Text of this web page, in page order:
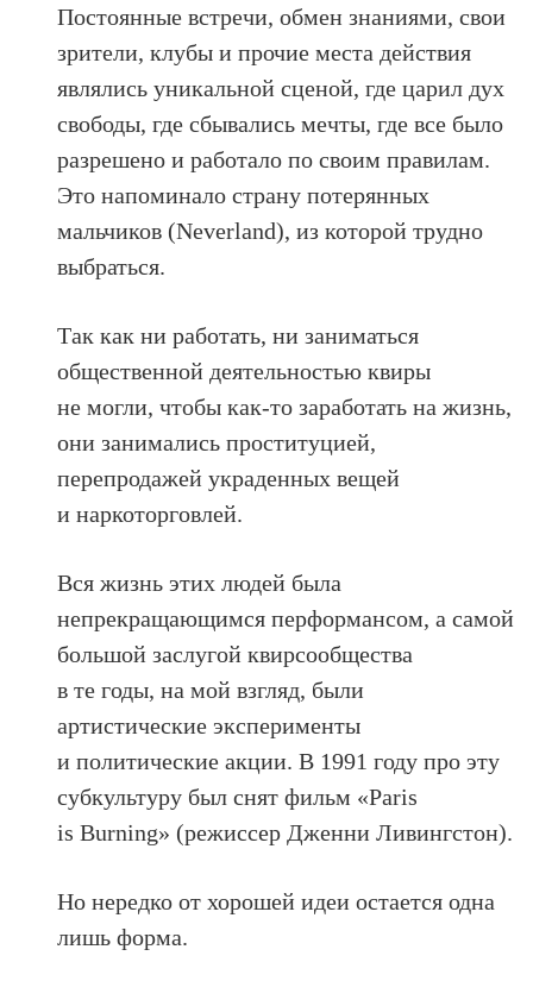
Постоянные встречи, обмен знаниями, свои
зрители, клубы и прочие места действия
являлись уникальной сценой, где царил дух
свободы, где сбывались мечты, где все было
разрешено и работало по своим правилам.
Это напоминало страну потерянных
мальчиков (Neverland), из которой трудно
выбраться.
Так как ни работать, ни заниматься
общественной деятельностью квиры
не могли, чтобы как‑то заработать на жизнь,
они занимались проституцией,
перепродажей украденных вещей
и наркоторговлей.
Вся жизнь этих людей была
непрекращающимся перформансом, а самой
большой заслугой квирсообщества
в те годы, на мой взгляд, были
артистические эксперименты
и политические акции. В 1991 году про эту
субкультуру был снят фильм «Paris
is Burning» (режиссер Дженни Ливингстон).
Но нередко от хорошей идеи остается одна
лишь форма.